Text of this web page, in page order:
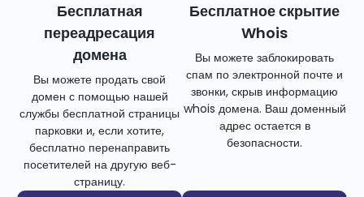
Бесплатная
переадресация
домена
Вы можете продать свой
домен с помощью нашей
службы бесплатной страницы
парковки и, если хотите,
бесплатно перенаправить
посетителей на другую веб-
страницу.
Бесплатное скрытие
Whois
Вы можете заблокировать
спам по электронной почте и
звонки, скрыв информацию
whois домена. Ваш доменный
адрес остается в
безопасности.